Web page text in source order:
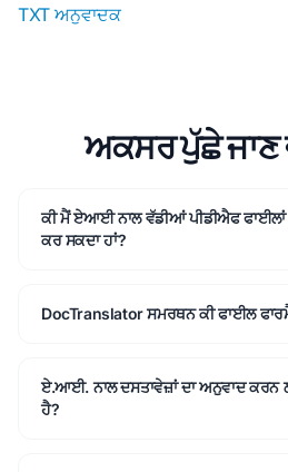
TXT ਅਨੁਵਾਦਕ
ਅਕਸਰ ਪੁੱਛੇ ਜਾਣ
ਕੀ ਮੈਂ ਏਆਈ ਨਾਲ ਵੱਡੀਆਂ ਪੀਡੀਐਫ
ਕਰ ਸਕਦਾ ਹਾਂ?
DocTranslator ਸਮਰਥਨ ਕੀ ਫਾਈਲ
ਏ.ਆਈ. ਨਾਲ ਦਸਤਾਵੇਜ਼ਾਂ ਦਾ ਅਨੁਵਾਦ ਕਰਨ
ਹੈ?